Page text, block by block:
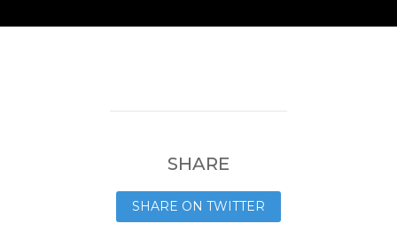
SHARE
SHARE ON TWITTER